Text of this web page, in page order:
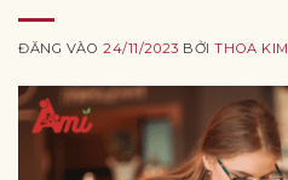
ĐĂNG VÀO24/11/2023 BỞITHOA KIM